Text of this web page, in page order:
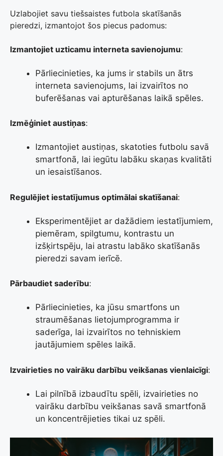
Uzlabojiet savu tiešsaistes futbola skatīšanās
pieredzi, izmantojot šos piecus padomus:
Izmantojiet uzticamu interneta savienojumu:
Pārliecinieties, ka jums ir stabils un ātrs
interneta savienojums, lai izvairītos no
buferēšanas vai apturēšanas laikā spēles.
Izmēģiniet austiņas:
Izmantojiet austiņas, skatoties futbolu savā
smartfonā, lai iegūtu labāku skaņas kvalitāti
un iesaistīšanos.
Regulējiet iestatījumus optimālai skatīšanai:
Eksperimentējiet ar dažādiem iestatījumiem,
piemēram, spilgtumu, kontrastu un
izšķirtspēju, lai atrastu labāko skatīšanās
pieredzi savam ierīcē.
Pārbaudiet saderību:
Pārliecinieties, ka jūsu smartfons un
straumēšanas lietojumprogramma ir
saderīga, lai izvairītos no tehniskiem
jautājumiem spēles laikā.
Izvairieties no vairāku darbību veikšanas vienlaicīgi:
Lai pilnībā izbaudītu spēli, izvairieties no
vairāku darbību veikšanas savā smartfonā
un koncentrējieties tikai uz spēli.